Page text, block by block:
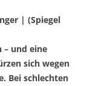
| (Spiegel
– und eine
sich wegen
Bei schlechten